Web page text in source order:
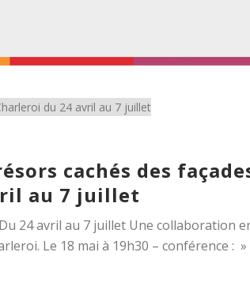
cachés des
au 7 juillet
24 avril au 7 juillet Une collaboration
Le 18 mai à 19h30 – conférence :